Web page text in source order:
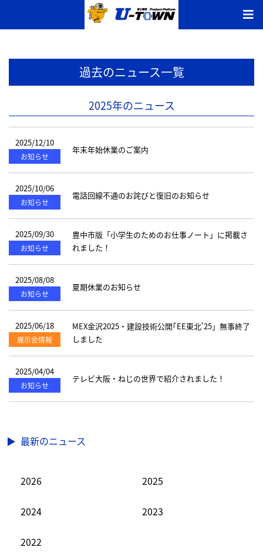
過去のニュース一覧
2025年のニュース
2025/12/10
お知らせ
年末年始休業のご案内
2025/10/06
お知らせ
電話回線不通のお詫びと復旧のお知らせ
2025/09/30
お知らせ
豊中市版「小学生のためのお仕事ノート」に掲載さ
れました！
2025/08/08
お知らせ
夏期休業のお知らせ
2025/06/18
展示会情報
MEX金沢2025・建設技術公開｢EE東北'25」無事終了
しました
2025/04/04
お知らせ
テレビ大阪・ねじの世界で紹介されました！
最新のニュース
2026 2025
2024 2023
2022